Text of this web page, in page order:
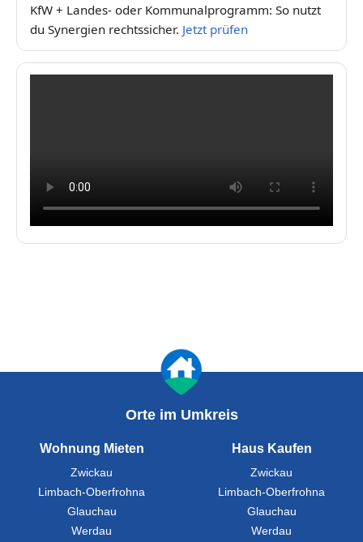
KfW + Landes- oder Kommunalprogramm: So nutzt
du Synergien rechtssicher. Jetzt prüfen
Orte im Umkreis
Wohnung Mieten
Zwickau
Limbach-Oberfrohna
Glauchau
Werdau
Haus Kaufen
Zwickau
Limbach-Oberfrohna
Glauchau
Werdau